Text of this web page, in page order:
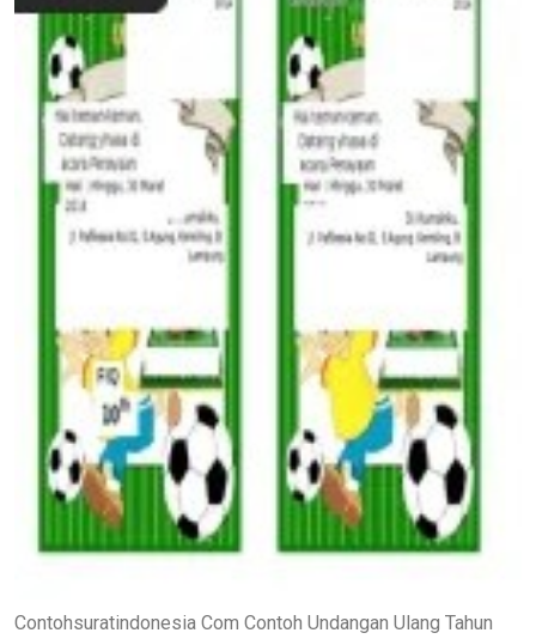
Contohsuratindonesia Com Contoh Undangan Ulang Tahun